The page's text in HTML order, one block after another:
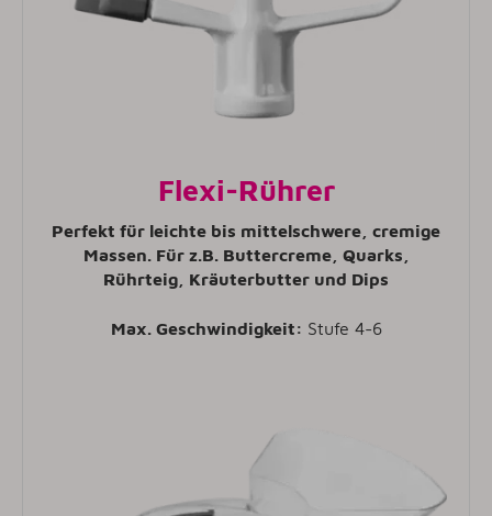
Flexi-Rührer
Perfekt für leichte bis mittelschwere, cremige
Massen. Für z.B. Buttercreme, Quarks,
Rührteig, Kräuterbutter und Dips
Max. Geschwindigkeit: Stufe 4-6